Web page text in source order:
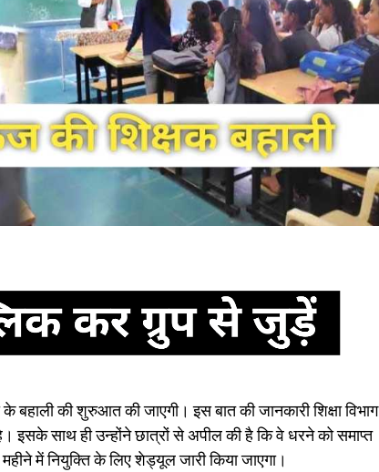
बहाली की शुरुआत की जाएगी। इस बात की जानकारी शिक्षा विभाग
इसके साथ ही उन्होंने छात्रों से अपील की है कि वे धरने को समाप्त
में नियुक्ति के लिए शेड्यूल जारी किया जाएगा।